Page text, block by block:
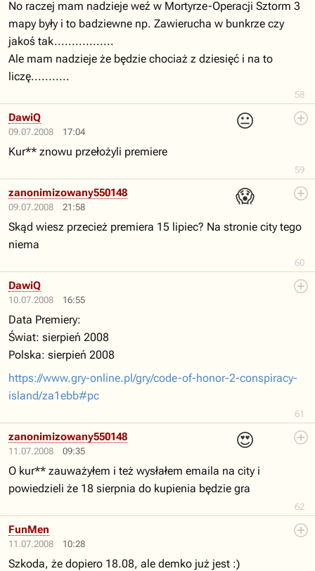
58
No raczej mam nadzieje weź w Mortyrze-Operacji Sztorm 3
mapy były i to badziewne np. Zawierucha w bunkrze czy
jakoś tak.................
Ale mam nadzieje że będzie chociaż z dziesięć i na to
liczę...........
09.07.2008 17:04
😐
59
DawiQ
Kur** znowu przełożyli premiere
09.07.2008 21:58
😱
60
zanonimizowany550148
Skąd wiesz przecież premiera 15 lipiec? Na stronie city tego
niema
10.07.2008 16:55
61
DawiQ
Data Premiery:
Świat: sierpień 2008
Polska: sierpień 2008
https://www.gry-online.pl/gry/code-of-honor-2-conspiracy-
island/za1ebb#pc
11.07.2008 09:35
😍
62
zanonimizowany550148
O kur** zauważyłem i też wysłałem emaila na city i
powiedzieli że 18 sierpnia do kupienia będzie gra
11.07.2008 10:28
FunMen
Szkoda, że dopiero 18.08, ale demko już jest :)